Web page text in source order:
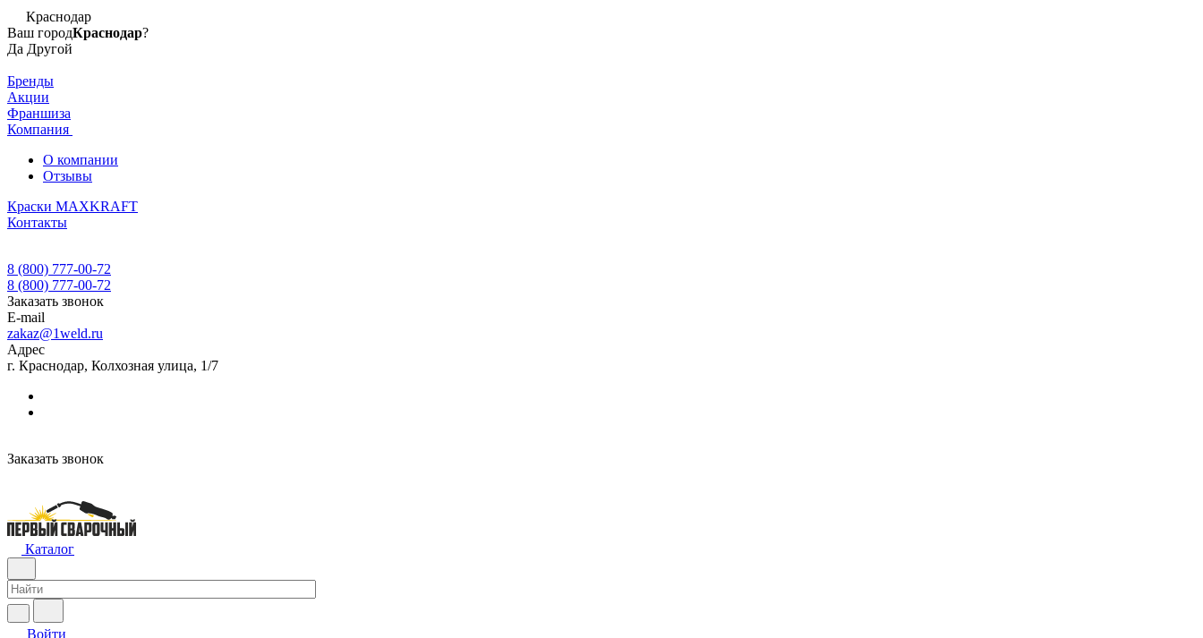
Краснодар
Ваш городКраснодар?
Да Другой
Бренды
Акции
Франшиза
Компания
О компании
Отзывы
Краски MAXKRAFT
Контакты
8 (800) 777-00-72
8 (800) 777-00-72
Заказать звонок
E-mail
zakaz@1weld.ru
Адрес
г. Краснодар, Колхозная улица, 1/7
Заказать звонок
Каталог
Войти